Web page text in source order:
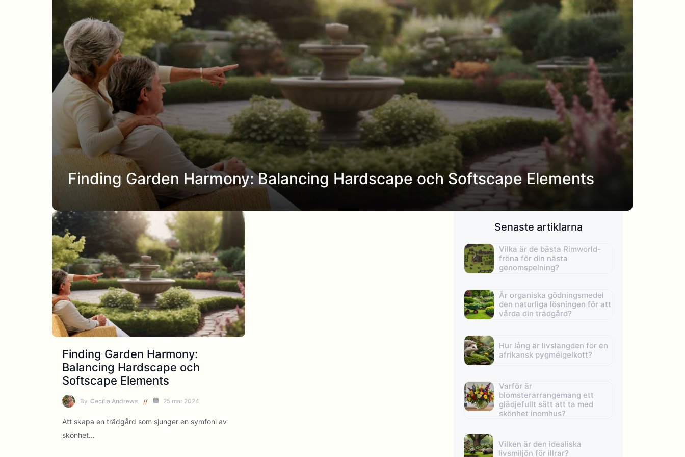
Finding Garden Harmony: Balancing Hardscape och Softscape Elements
Finding Garden Harmony:
Balancing Hardscape och
Softscape Elements
By Cecilia Andrews 25 mar 2024
Att skapa en trädgård som sjunger en symfoni av
skönhet…
Senaste artiklarna
Vilka är de bästa Rimworld-
fröna för din nästa
genomspelning?
Är organiska gödningsmedel
den naturliga lösningen för att
vårda din trädgård?
Hur lång är livslängden för en
afrikansk pygméigelkott?
Varför är
blomsterarrangemang ett
glädjefullt sätt att ta med
skönhet inomhus?
Vilken är den idealiska
livsmiljön för illrar?